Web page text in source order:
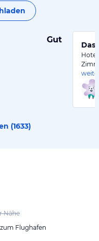
Gut
Das
(1633)
Nähe
Flughafen